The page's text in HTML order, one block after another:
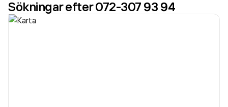
Sökningar efter 072-307 93 94